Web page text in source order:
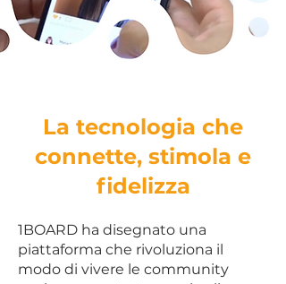
La tecnologia che
connette, stimola e
fidelizza
1BOARD ha disegnato una
piattaforma che rivoluziona il
modo di vivere le community